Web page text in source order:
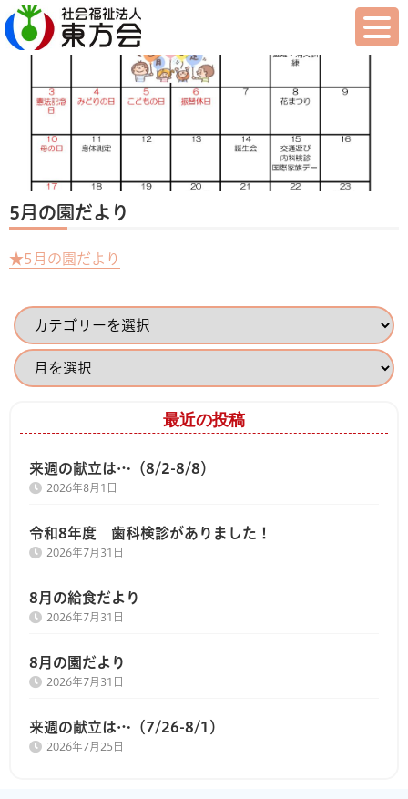
5月の園だより
★5月の園だより
最近の投稿
来週の献立は…（8/2-8/8）
2026年8月1日
令和8年度 歯科検診がありました！
2026年7月31日
8月の給食だより
2026年7月31日
8月の園だより
2026年7月31日
来週の献立は…（7/26-8/1）
2026年7月25日